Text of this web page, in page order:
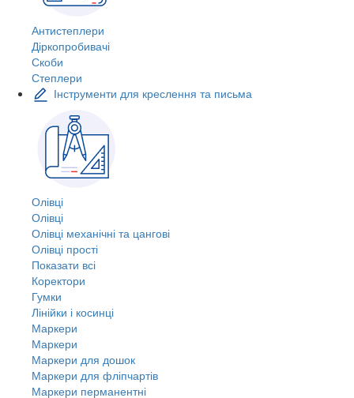
Антистеплери
Діркопробивачі
Скоби
Степлери
Інструменти для креслення та письма
Олівці
Олівці
Олівці механічні та цангові
Олівці прості
Показати всі
Коректори
Гумки
Лінійки і косинці
Маркери
Маркери
Маркери для дошок
Маркери для фліпчартів
Маркери перманентні